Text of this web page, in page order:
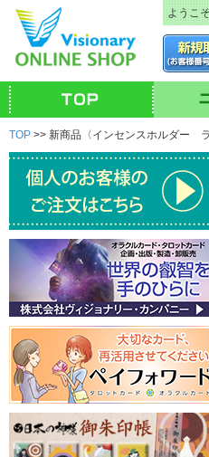
ようこ
TOP >> 新商品〈インセンスホルダー